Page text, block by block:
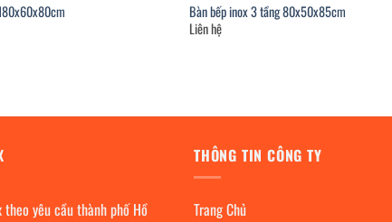
Bàn bếp inox 3 tầng 80x50x85cm
Liên hệ
yêu cầu thành phố Hồ
THÔNG TIN CÔNG TY
Trang Chủ